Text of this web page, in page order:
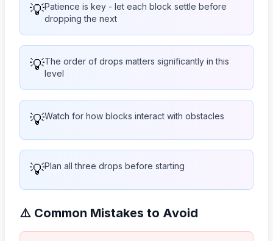
💡Patience is key - let each block settle before
dropping the next
💡The order of drops matters significantly in this
level
💡Watch for how blocks interact with obstacles
💡Plan all three drops before starting
⚠️ Common Mistakes to Avoid